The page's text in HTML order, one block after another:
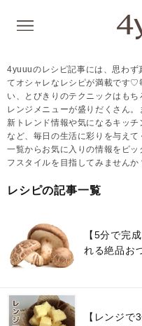
4yuuuのレシピ記事には、思わず
てオシャレなレシピが満載です♡
い、とびきりのテクニックはも
レンジメニューが盛りだくさん
新トレンド情報や気になるキッ
など、毎日の生活に彩りを与え
一覧からお気に入りの情報をピ
フスタイルを目指してみませんか
レシピの記事一覧
【5分で完
れる絶品お
【レンジ